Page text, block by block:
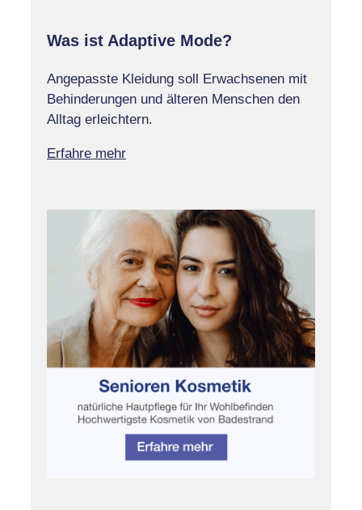
Was ist Adaptive Mode?
Angepasste Kleidung soll Erwachsenen mit
Behinderungen und älteren Menschen den
Alltag erleichtern.
Erfahre mehr